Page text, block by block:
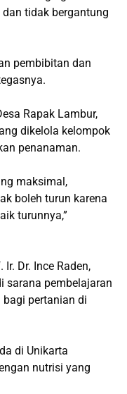
tidak bergantung
pembibitan dan
Rapak Lambur,
dikelola kelompok
penanaman.
maksimal,
boleh turun karena
turunnya,”
Dr. Ince Raden,
sarana pembelajaran
pertanian di
di Unikarta
nutrisi yang